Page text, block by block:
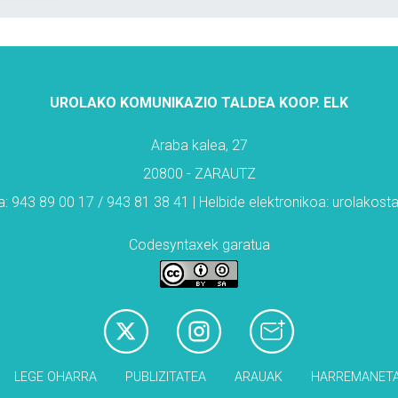
UROLAKO KOMUNIKAZIO TALDEA KOOP. ELK
Araba kalea, 27
20800 - ZARAUTZ
943 89 00 17 / 943 81 38 41 | Helbide elektronikoa:
Codesyntaxek garatua
LEGE OHARRA PUBLIZITATEA ARAUAK